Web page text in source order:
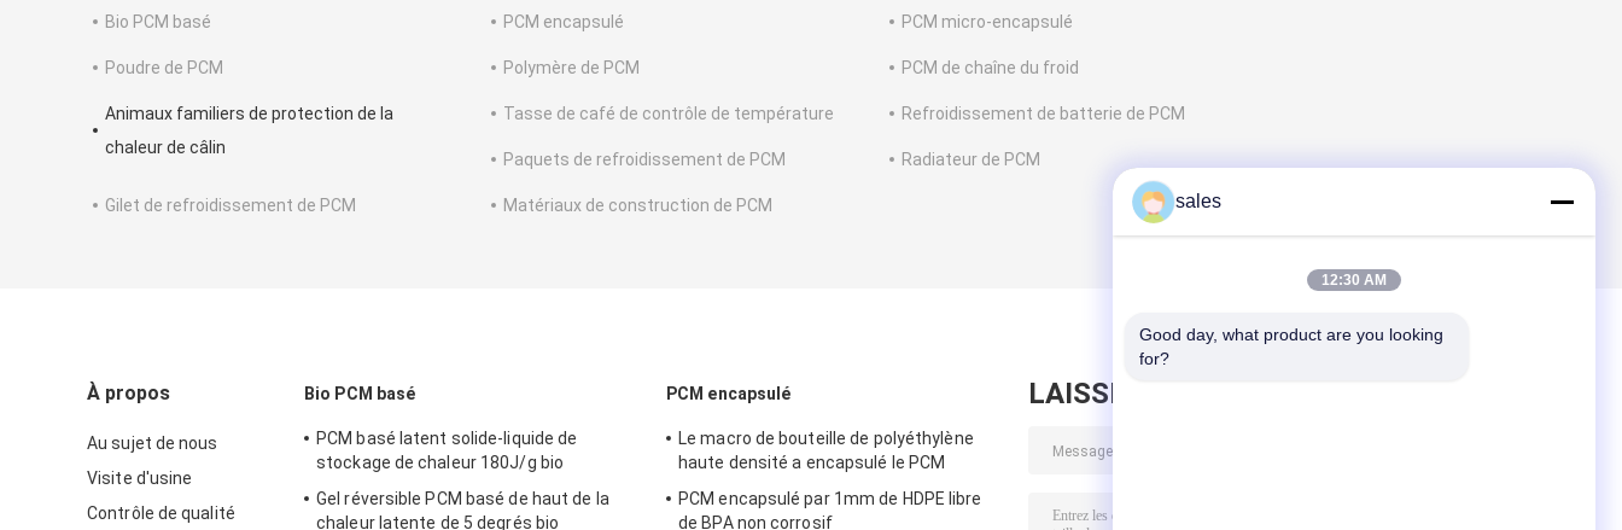
Bio PCM basé PCM encapsulé PCM micro-encapsulé
Poudre de PCM Polymère de PCM PCM de chaîne du froid
Animaux familiers de protection de la
chaleur de câlin
Tasse de café de contrôle de température Refroidissement de batterie de PCM
Paquets de refroidissement de PCM Radiateur de PCM
Gilet de refroidissement de PCM Matériaux de construction de PCM
À propos
Au sujet de nous
Visite d'usine
Contrôle de qualité
Bio PCM basé
PCM basé latent solide-liquide de
stockage de chaleur 180J/g bio
Gel réversible PCM basé de haut de la
chaleur latente de 5 degrés bio
PCM encapsulé
Le macro de bouteille de polyéthylène
haute densité a encapsulé le PCM
PCM encapsulé par 1mm de HDPE libre
de BPA non corrosif
LAISSEZ UN MESSAGE
sales
12:30 AM
Good day, what product are you looking
for?